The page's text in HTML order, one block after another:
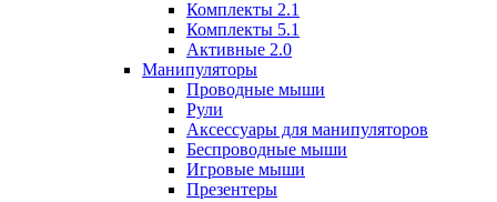
Комплекты 2.1
Комплекты 5.1
Активные 2.0
Манипуляторы
Проводные мыши
Рули
Аксессуары для манипуляторов
Беспроводные мыши
Игровые мыши
Презентеры